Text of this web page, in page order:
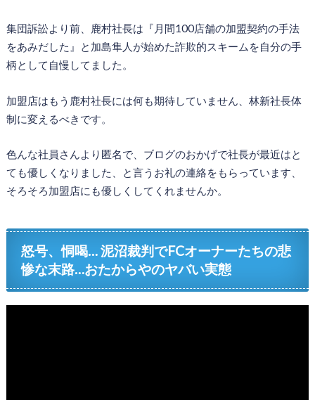
集団訴訟より前、鹿村社長は『月間100店舗の加盟契約の手法
をあみだした』と加島隼人が始めた詐欺的スキームを自分の手
柄として自慢してました。
加盟店はもう鹿村社長には何も期待していません、林新社長体
制に変えるべきです。
色んな社員さんより匿名で、ブログのおかげで社長が最近はと
ても優しくなりました、と言うお礼の連絡をもらっています、
そろそろ加盟店にも優しくしてくれませんか。
怒号、恫喝… 泥沼裁判でFCオーナーたちの悲
惨な末路…おたからやのヤバい実態